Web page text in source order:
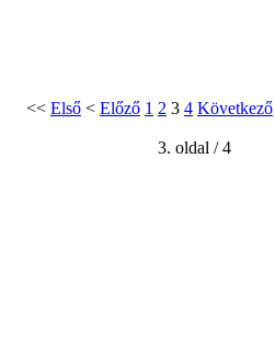
<< Első < Előző 1 2 3 4 Következő
3. oldal / 4